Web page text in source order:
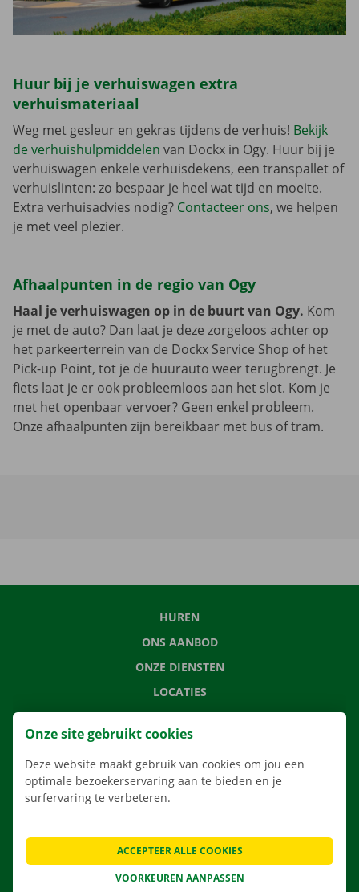
Huur bij je verhuiswagen extra
verhuismateriaal
Weg met gesleur en gekras tijdens de verhuis! Bekijk
de verhuishulpmiddelen van Dockx in Ogy. Huur bij je
verhuiswagen enkele verhuisdekens, een transpallet of
verhuislinten: zo bespaar je heel wat tijd en moeite.
Extra verhuisadvies nodig? Contacteer ons, we helpen
je met veel plezier.
Afhaalpunten in de regio van Ogy
Haal je verhuiswagen op in de buurt van Ogy. Kom
je met de auto? Dan laat je deze zorgeloos achter op
het parkeerterrein van de Dockx Service Shop of het
Pick-up Point, tot je de huurauto weer terugbrengt. Je
fiets laat je er ook probleemloos aan het slot. Kom je
met het openbaar vervoer? Geen enkel probleem.
Onze afhaalpunten zijn bereikbaar met bus of tram.
HUREN
ONS AANBOD
ONZE DIENSTEN
LOCATIES
APP
VERHUISOPLOSSINGEN
VEELGESTELDE VRAGEN
NIEUWS
Onze site gebruikt cookies
Deze website maakt gebruik van cookies om jou een
optimale bezoekerservaring aan te bieden en je
surfervaring te verbeteren.
VOORKEUREN AANPASSEN
ACCEPTEER ALLE COOKIES